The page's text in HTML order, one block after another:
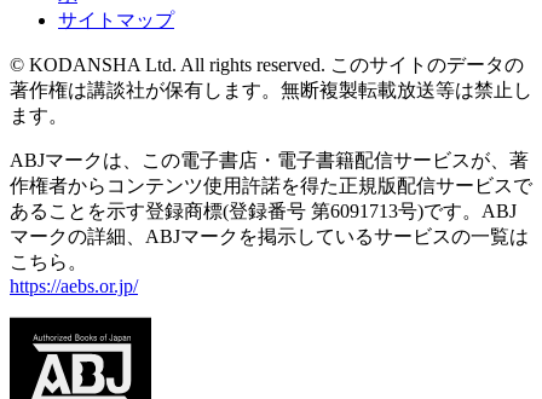
サイトマップ
© KODANSHA Ltd. All rights reserved. このサイトのデータの
著作権は講談社が保有します。無断複製転載放送等は禁止し
ます。
ABJマークは、この電子書店・電子書籍配信サービスが、著
作権者からコンテンツ使用許諾を得た正規版配信サービスで
あることを示す登録商標(登録番号 第6091713号)です。ABJ
マークの詳細、ABJマークを掲示しているサービスの一覧は
こちら。
https://aebs.or.jp/